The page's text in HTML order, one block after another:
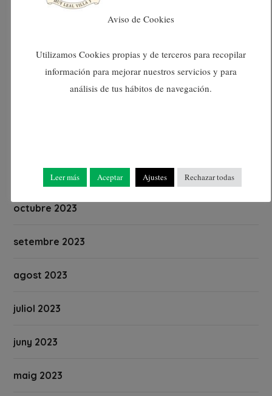
abril 2024
febrer 2024
novembre 2023
octubre 2023
setembre 2023
agost 2023
juliol 2023
juny 2023
maig 2023
Aviso de Cookies
Utilizamos Cookies propias y de terceros para recopilar
información para mejorar nuestros servicios y para
análisis de tus hábitos de navegación.
Leer más Aceptar Ajustes Rechazar todas